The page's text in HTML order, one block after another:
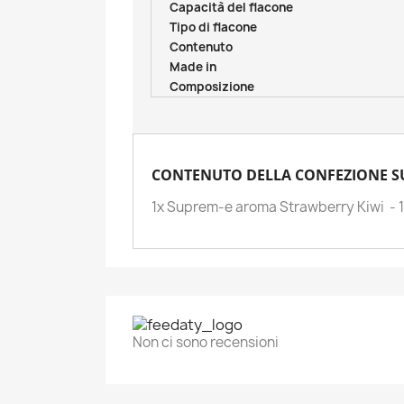
Capacità del flacone
Tipo di flacone
Contenuto
Made in
Composizione
CONTENUTO DELLA CONFEZIONE
1x Suprem-e aroma Strawberry Kiwi -
Non ci sono recensioni